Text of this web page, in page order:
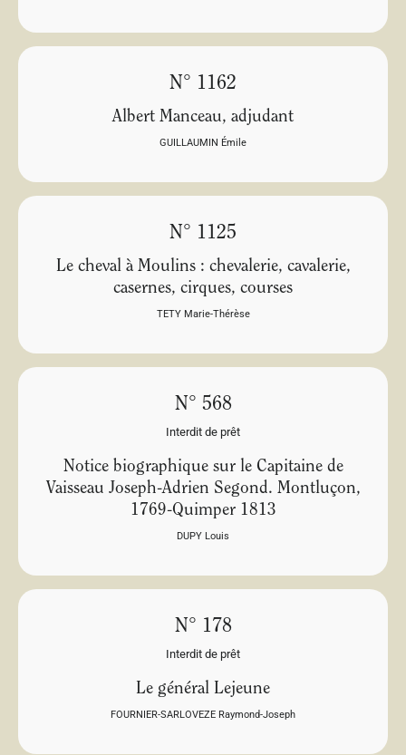
N° 1162
Albert Manceau, adjudant
GUILLAUMIN Émile
N° 1125
Le cheval à Moulins : chevalerie, cavalerie,
casernes, cirques, courses
TETY Marie-Thérèse
N° 568
Interdit de prêt
Notice biographique sur le Capitaine de
Vaisseau Joseph-Adrien Segond. Montluçon,
1769-Quimper 1813
DUPY Louis
N° 178
Interdit de prêt
Le général Lejeune
FOURNIER-SARLOVEZE Raymond-Joseph